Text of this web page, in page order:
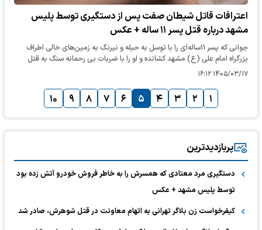
اعترافات قاتل شیطان صفت پس از دستگیری توسط پلیس
مشهد درباره قتل پسر ۱۱ ساله + عکس
جوانی که پسر ۱۱ساله‌ای را با توسل به حیله و نیرنگ به زمین‌های خالی اطراف
بزرگراه امام علی (ع) مشهد کشانده و او را با ضربات بی رحمانه سنگ به قتل
رسانده بود، جزئیات جنایت وحشتناک خود را تشریح کرد.
۱۴۰۵/۰۳/۱۷ ۱۶:۱۲
۱ ۲ ۳ ۴ ۵ ۶ ۷ ۸ ۹ ۱۰
پربازدیدترین
دستگیری مرد معتادی که همسرش را به خاطر فروش خودرو آتش زده بود
توسط پلیس مشهد + عکس
کیفرخواست زن بلاگر تهرانی به اتهام معاونت در قتل شوهرش، صادر شد